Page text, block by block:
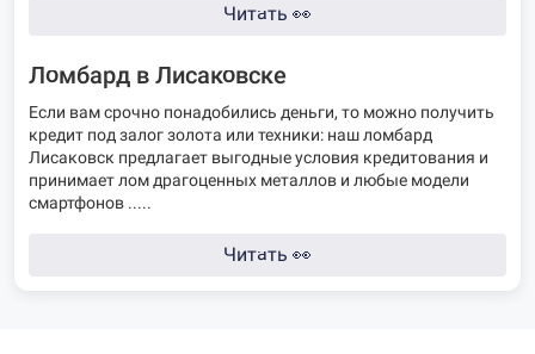
Читать 👀
Ломбард в Лисаковске
Если вам срочно понадобились деньги, то можно получить
кредит под залог золота или техники: наш ломбард
Лисаковск предлагает выгодные условия кредитования и
принимает лом драгоценных металлов и любые модели
смартфонов .....
Читать 👀